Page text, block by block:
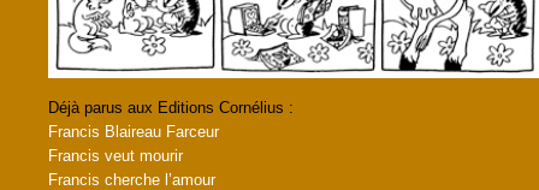
Déjà parus aux Editions Cornélius :
Francis Blaireau Farceur
Francis veut mourir
Francis cherche l’amour